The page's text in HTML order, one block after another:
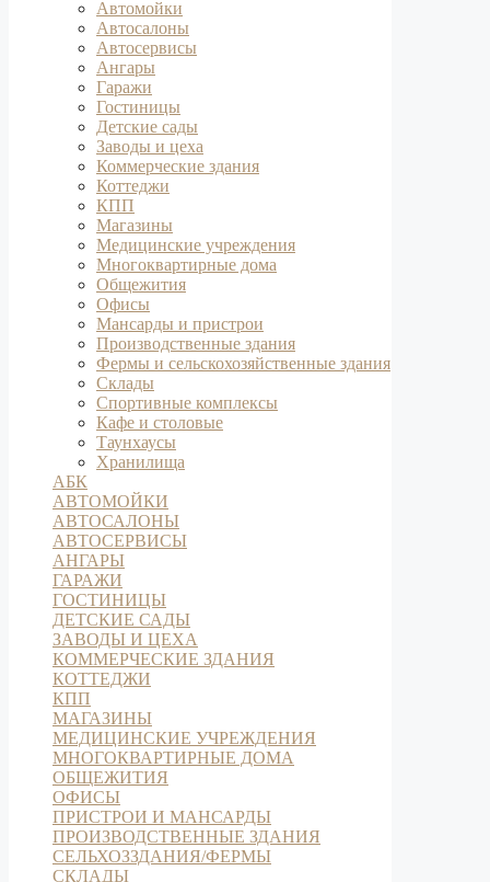
Автомойки
Автосалоны
Автосервисы
Ангары
Гаражи
Гостиницы
Детские сады
Заводы и цеха
Коммерческие здания
Коттеджи
КПП
Магазины
Медицинские учреждения
Многоквартирные дома
Общежития
Офисы
Мансарды и пристрои
Производственные здания
Фермы и сельскохозяйственные здания
Склады
Спортивные комплексы
Кафе и столовые
Таунхаусы
Хранилища
АБК
АВТОМОЙКИ
АВТОСАЛОНЫ
АВТОСЕРВИСЫ
АНГАРЫ
ГАРАЖИ
ГОСТИНИЦЫ
ДЕТСКИЕ САДЫ
ЗАВОДЫ И ЦЕХА
КОММЕРЧЕСКИЕ ЗДАНИЯ
КОТТЕДЖИ
КПП
МАГАЗИНЫ
МЕДИЦИНСКИЕ УЧРЕЖДЕНИЯ
МНОГОКВАРТИРНЫЕ ДОМА
ОБЩЕЖИТИЯ
ОФИСЫ
ПРИСТРОИ И МАНСАРДЫ
ПРОИЗВОДСТВЕННЫЕ ЗДАНИЯ
СЕЛЬХОЗЗДАНИЯ/ФЕРМЫ
СКЛАДЫ